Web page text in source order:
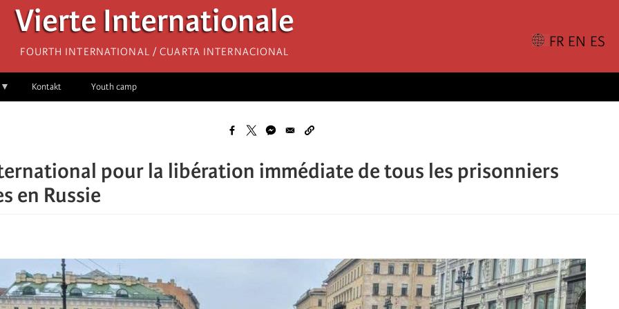
Vierte Internationale
Fourth International / Cuarta Internacional
Kontakt Youth camp
pour la libération immédiate de tous les prisonniers
en Russie